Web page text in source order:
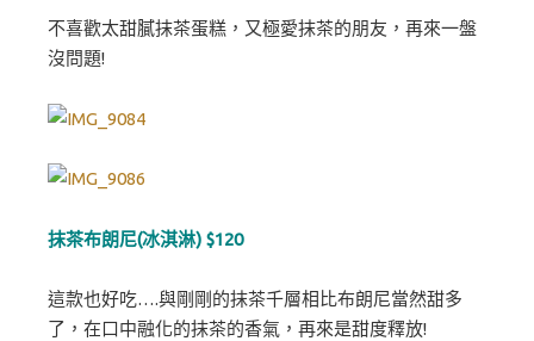
不喜歡太甜膩抹茶蛋糕，又極愛抹茶的朋友，再來一盤
沒問題!
抹茶布朗尼(冰淇淋) $120
這款也好吃….與剛剛的抹茶千層相比布朗尼當然甜多
了，在口中融化的抹茶的香氣，再來是甜度釋放!